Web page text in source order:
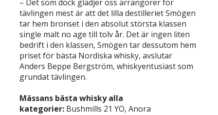
– Det som dock glädjer oss arrangörer för
tävlingen mest är att det lilla destilleriet Smögen
tar hem bronset i den absolut största klassen
single malt no age till tolv år. Det är ingen liten
bedrift i den klassen, Smögen tar dessutom hem
priset för bästa Nordiska whisky, avslutar
Anders Beppe Bergström, whiskyentusiast som
grundat tävlingen.
Mässans bästa whisky alla
kategorier: Bushmills 21 YO, Anora